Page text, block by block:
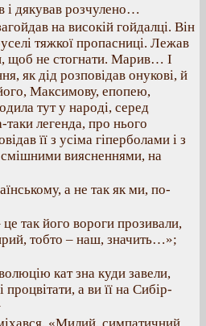
дякував розчулено…
на високій гойдалці. Він
тяжкої пропасниці. Лежав
щоб не стогнати. Марив… І
як дід розповідав онукові, й
його, Максимову, епопею,
тут у народі, серед
таки легенда, про нього
її з усіма гіперболами і з
виясненнями, на
а не так як ми, по-
так його вороги прозивали,
тобто – наш, значить…»;
кат зна куди завели,
а ви її на Сибір-